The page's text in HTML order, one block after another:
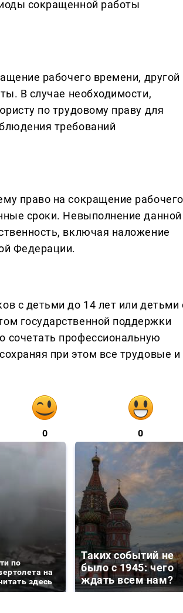
сокращенной работы
рабочего времени, другой
В случае необходимости,
по трудовому праву для
требований
право на сокращение рабочего
сроки. Невыполнение данной
включая наложение
Федерации.
с детьми до 14 лет или детьми
государственной поддержки
сочетать профессиональную
при этом все трудовые и
0 0
по
на
здесь
Таких событий не
было с 1945: чего
ждать всем нам?